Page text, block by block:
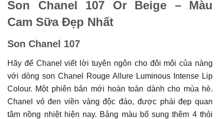
Son Chanel 107 Or Beige – Màu
Cam Sữa Đẹp Nhất
Son Chanel 107
Hãy để Chanel viết lời tuyên ngôn cho đôi môi của nàng
với dòng son Chanel Rouge Allure Luminous Intense Lip
Colour. Một phiên bản mới hoàn toàn dành cho mùa hè.
Chanel vỏ đen viền vàng độc đáo, được phái đẹp quan
tâm nồng nhiệt hiện nay. Bảng màu bổ sung thêm 4 thỏi